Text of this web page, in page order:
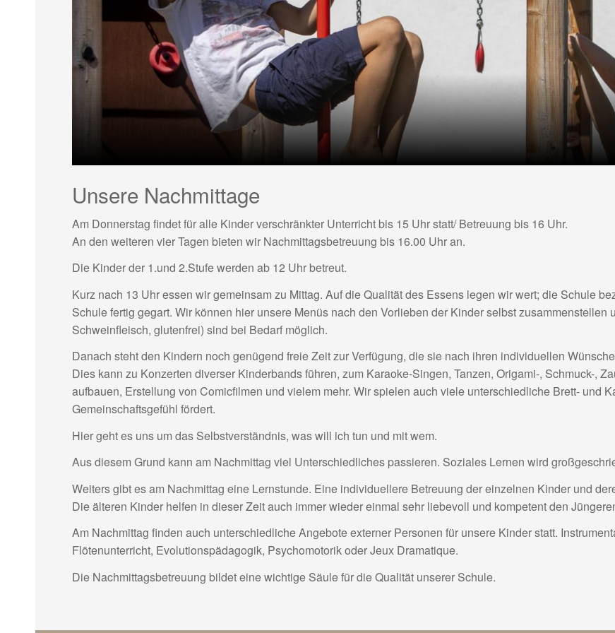
i
n
Unsere Nachmittage
Am Donnerstag findet für alle Kinder verschränkter Unterricht bis 15 Uhr statt/ Betreuung bis 16 Uhr.
An den weiteren vier Tagen bieten wir Nachmittagsbetreuung bis 16.00 Uhr an.
Die Kinder der 1.und 2.Stufe werden ab 12 Uhr betreut.
Kurz nach 13 Uhr essen wir gemeinsam zu Mittag. Auf die Qualität des Essens legen wir wert; die Schule
Schule fertig gegart. Wir können hier unsere Menüs nach den Vorlieben der Kinder selbst
Schweinfleisch, glutenfrei) sind bei Bedarf möglich.
Danach steht den Kindern noch genügend freie Zeit zur Verfügung, die sie nach ihren individuellen
Dies kann zu Konzerten diverser Kinderbands führen, zum Karaoke-Singen, Tanzen, Origami-, Schmuck-,
aufbauen, Erstellung von Comicfilmen und vielem mehr. Wir spielen auch viele unterschiedliche Brett- und
Gemeinschaftsgefühl fördert.
Hier geht es uns um das Selbstverständnis, was will ich tun und mit wem.
Aus diesem Grund kann am Nachmittag viel Unterschiedliches passieren. Soziales Lernen wird
Weiters gibt es am Nachmittag eine Lernstunde. Eine individuellere Betreuung der einzelnen Kinder und
Die älteren Kinder helfen in dieser Zeit auch immer wieder einmal sehr liebevoll und kompetent den
Am Nachmittag finden auch unterschiedliche Angebote externer Personen für unsere Kinder statt.
Flötenunterricht, Evolutionspädagogik, Psychomotorik oder Jeux Dramatique.
Die Nachmittagsbetreuung bildet eine wichtige Säule für die Qualität unserer Schule.